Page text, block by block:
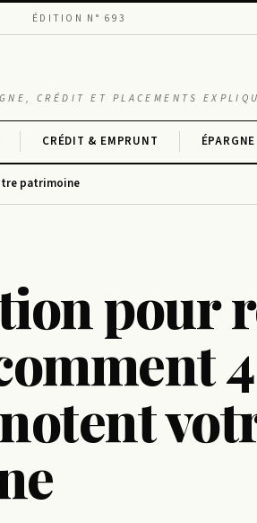
ÉDITION N° 693
CRÉDIT ET PLACEMENTS
CRÉDIT & EMPRUNT ÉPARGNE
patrimoine
pour